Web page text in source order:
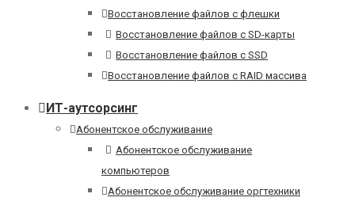
Восстановление файлов с флешки
Восстановление файлов с SD-карты
Восстановление файлов с SSD
Восстановление файлов с RAID массива
ИТ-аутсорсинг
Абонентское обслуживание
Абонентское обслуживание
компьютеров
Абонентское обслуживание оргтехники